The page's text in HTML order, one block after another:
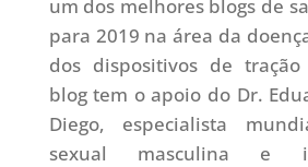
um dos melhores blogs de
para 2019 na área da
dos dispositivos de tração
blog tem o apoio do Dr.
Diego, especialista
sexual masculina e